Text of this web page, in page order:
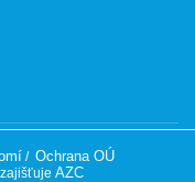
/ Ochrana OÚ
AZC